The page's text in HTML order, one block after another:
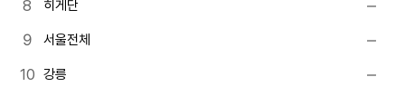
히게단
서울전체
강릉